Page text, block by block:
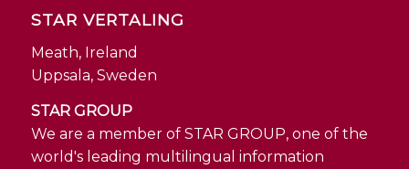
STAR VERTALING
Meath, Ireland
Uppsala, Sweden
STAR GROUP
We are a member of STAR GROUP, one of the
world's leading multilingual information